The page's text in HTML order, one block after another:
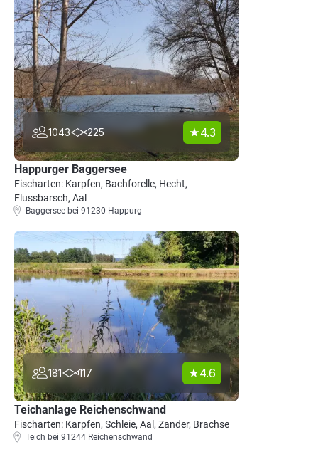
1043 225 4.3
Happurger Baggersee
Fischarten: Karpfen, Bachforelle, Hecht,
Flussbarsch, Aal
Baggersee bei 91230 Happurg
181 117 4.6
Teichanlage Reichenschwand
Fischarten: Karpfen, Schleie, Aal, Zander, Brachse
Teich bei 91244 Reichenschwand